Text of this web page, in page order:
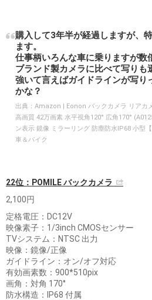
購入して3年半が経過しますが、
ます。
仕事柄いろんな車に乗りますが数
ブランド製カメラに比べて写りも
強いて言えばガイドラインが写り
かな？
出典： Amazon | Eonon バックカメラ リアカ
高画質 42万画素 水平視角120° 広角170°
ン表示 鏡像 ミラーリング 防塵防水IP68 小型
車＆バイク
22位：POMILE バックカメラ
2,100円
定格電圧：DC12V
映像素子：1/3inch CMOSセンサー
TVシステム：NTSC 出力
映像：鏡像/正像
ガイドライン：オン/オフ対応
有効画素数：900*510pix
画角：対角 170°
防水構造：IP68 付属